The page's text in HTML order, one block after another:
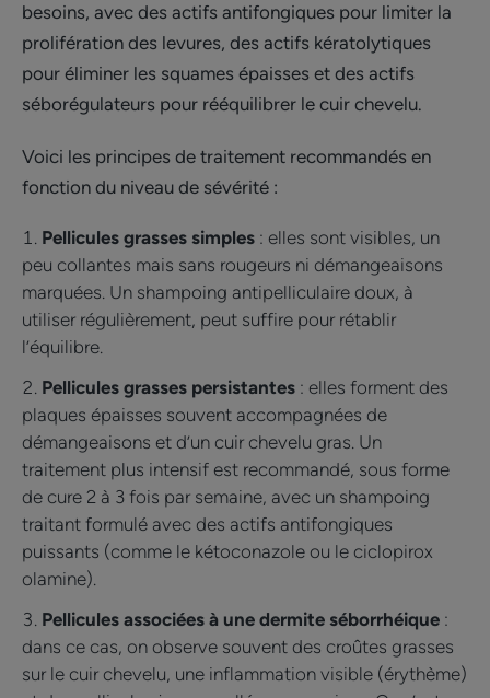
besoins, avec des actifs antifongiques pour limiter la
prolifération des levures, des actifs kératolytiques
pour éliminer les squames épaisses et des actifs
séborégulateurs pour rééquilibrer le cuir chevelu.
Voici les principes de traitement recommandés en
fonction du niveau de sévérité :
Pellicules grasses simples : elles sont visibles, un
peu collantes mais sans rougeurs ni démangeaisons
marquées. Un shampoing antipelliculaire doux, à
utiliser régulièrement, peut suffire pour rétablir
l’équilibre.
Pellicules grasses persistantes : elles forment des
plaques épaisses souvent accompagnées de
démangeaisons et d’un cuir chevelu gras. Un
traitement plus intensif est recommandé, sous forme
de cure 2 à 3 fois par semaine, avec un shampoing
traitant formulé avec des actifs antifongiques
puissants (comme le kétoconazole ou le ciclopirox
olamine).
Pellicules associées à une dermite séborrhéique :
dans ce cas, on observe souvent des croûtes grasses
sur le cuir chevelu, une inflammation visible (érythème)